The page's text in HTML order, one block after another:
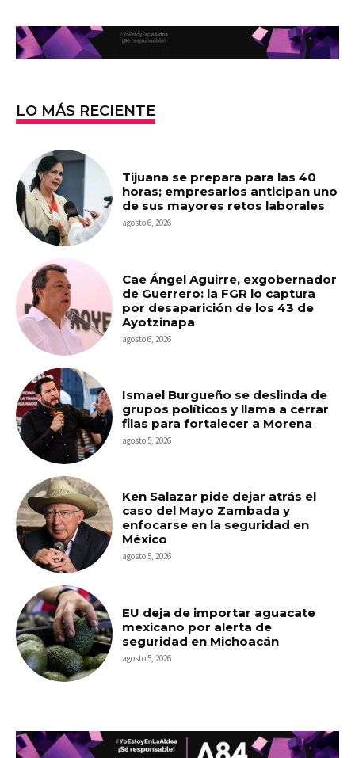
LO MÁS RECIENTE
Tijuana se prepara para las 40
horas; empresarios anticipan uno
de sus mayores retos laborales
agosto 6, 2026
Cae Ángel Aguirre, exgobernador
de Guerrero: la FGR lo captura
por desaparición de los 43 de
Ayotzinapa
agosto 6, 2026
Ismael Burgueño se deslinda de
grupos políticos y llama a cerrar
filas para fortalecer a Morena
agosto 5, 2026
Ken Salazar pide dejar atrás el
caso del Mayo Zambada y
enfocarse en la seguridad en
México
agosto 5, 2026
EU deja de importar aguacate
mexicano por alerta de
seguridad en Michoacán
agosto 5, 2026